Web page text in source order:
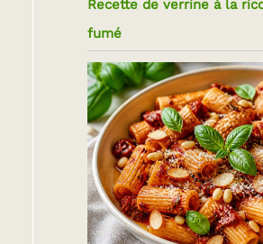
Recette de verrine à la
fumé